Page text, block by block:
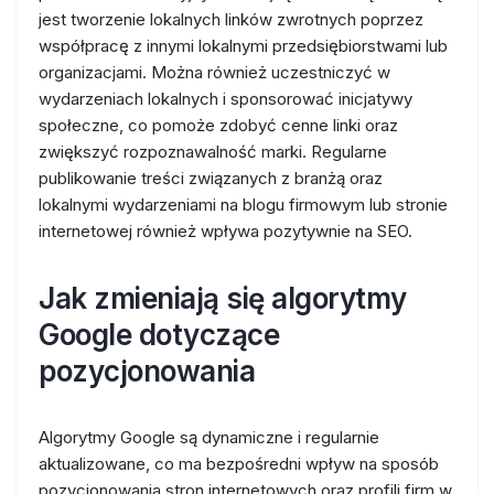
jest tworzenie lokalnych linków zwrotnych poprzez
współpracę z innymi lokalnymi przedsiębiorstwami lub
organizacjami. Można również uczestniczyć w
wydarzeniach lokalnych i sponsorować inicjatywy
społeczne, co pomoże zdobyć cenne linki oraz
zwiększyć rozpoznawalność marki. Regularne
publikowanie treści związanych z branżą oraz
lokalnymi wydarzeniami na blogu firmowym lub stronie
internetowej również wpływa pozytywnie na SEO.
Jak zmieniają się algorytmy
Google dotyczące
pozycjonowania
Algorytmy Google są dynamiczne i regularnie
aktualizowane, co ma bezpośredni wpływ na sposób